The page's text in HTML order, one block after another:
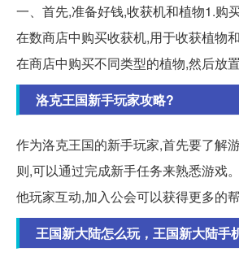
一、首先,准备好钱,收获机和植物1.购
在数商店中购买收获机,用于收获植物
在商店中购买不同类型的植物,然后放置
洛克王国新手玩家攻略?
作为洛克王国的新手玩家,首先要了解
则,可以通过完成新手任务来熟悉游戏
他玩家互动,加入公会可以获得更多的帮
王国新大陆怎么玩，王国新大陆手